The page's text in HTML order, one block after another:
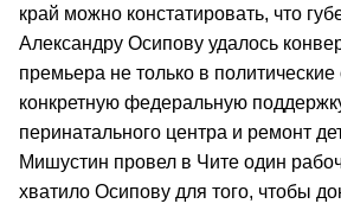
край можно констатировать, что
Александру Осипову удалось
премьера не только в политические
конкретную федеральную
перинатального центра и ремонт
Мишустин провел в Чите один
хватило Осипову для того, чтобы